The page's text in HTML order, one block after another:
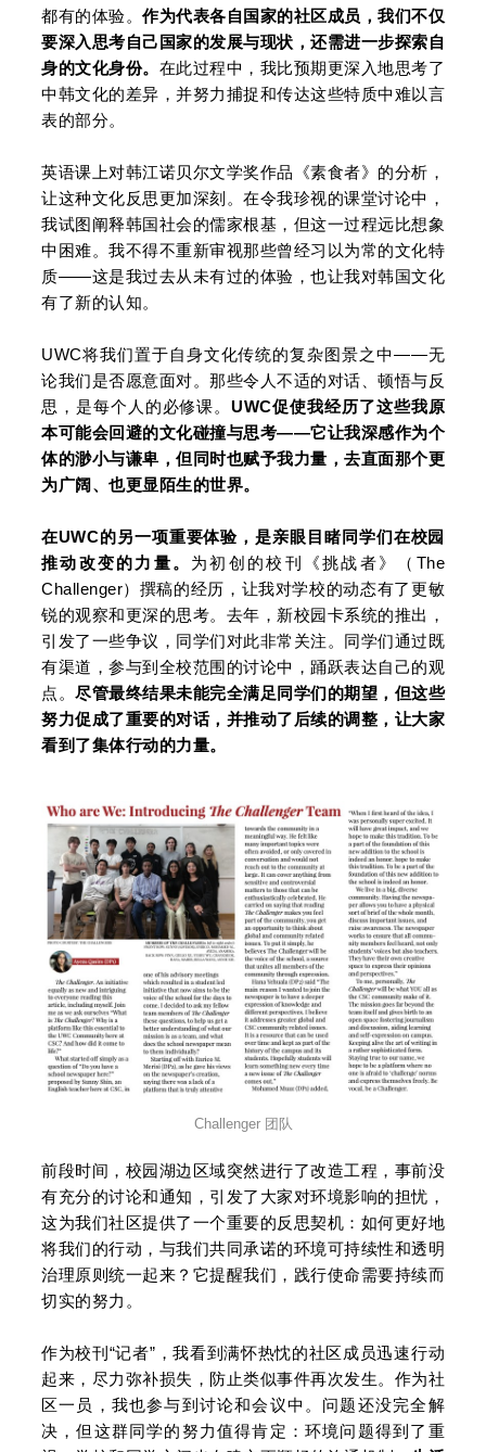
都有的体验。 作为代表各自国家的社区成员，我们不仅
要深入思考自己国家的发展与现状，还需进一步探索自
身的文化身份。 在此过程中，我比预期更深入地思考了
中韩文化的差异，并努力捕捉和传达这些特质中难以言
表的部分。
英语课上对韩江诺贝尔文学奖作品《素食者》的分析，
让这种文化反思更加深刻。在令我珍视的课堂讨论中，
我试图阐释韩国社会的儒家根基，但这一过程远比想象
中困难。我不得不重新审视那些曾经习以为常的文化特
质——这是我过去从未有过的体验，也让我对韩国文化
有了新的认知。
UWC将我们置于自身文化传统的复杂图景之中——无
论我们是否愿意面对。那些令人不适的对话、顿悟与反
思，是每个人的必修课。UWC促使我经历了这些我原
本可能会回避的文化碰撞与思考——它让我深感作为个
体的渺小与谦卑，但同时也赋予我力量，去直面那个更
为广阔、也更显陌生的世界。
在UWC的另一项重要体验，是亲眼目睹同学们在校园
推动改变的力量。 为初创的校刊《挑战者》（The
Challenger）撰稿的经历，让我对学校的动态有了更敏
锐的观察和更深的思考。去年，新校园卡系统的推出，
引发了一些争议，同学们对此非常关注。同学们通过既
有渠道，参与到全校范围的讨论中，踊跃表达自己的观
点。 尽管最终结果未能完全满足同学们的期望，但这些
努力促成了重要的对话，并推动了后续的调整，让大家
看到了集体行动的力量。
Challenger 团队
前段时间，校园湖边区域突然进行了改造工程，事前没
有充分的讨论和通知，引发了大家对环境影响的担忧，
这为我们社区提供了一个重要的反思契机：如何更好地
将我们的行动，与我们共同承诺的环境可持续性和透明
治理原则统一起来？它提醒我们，践行使命需要持续而
切实的努力。
作为校刊“记者”，我看到满怀热忱的社区成员迅速行动
起来，尽力弥补损失，防止类似事件再次发生。作为社
区一员，我也参与到讨论和会议中。问题还没完全解
决，但这群同学的努力值得肯定：环境问题得到了重